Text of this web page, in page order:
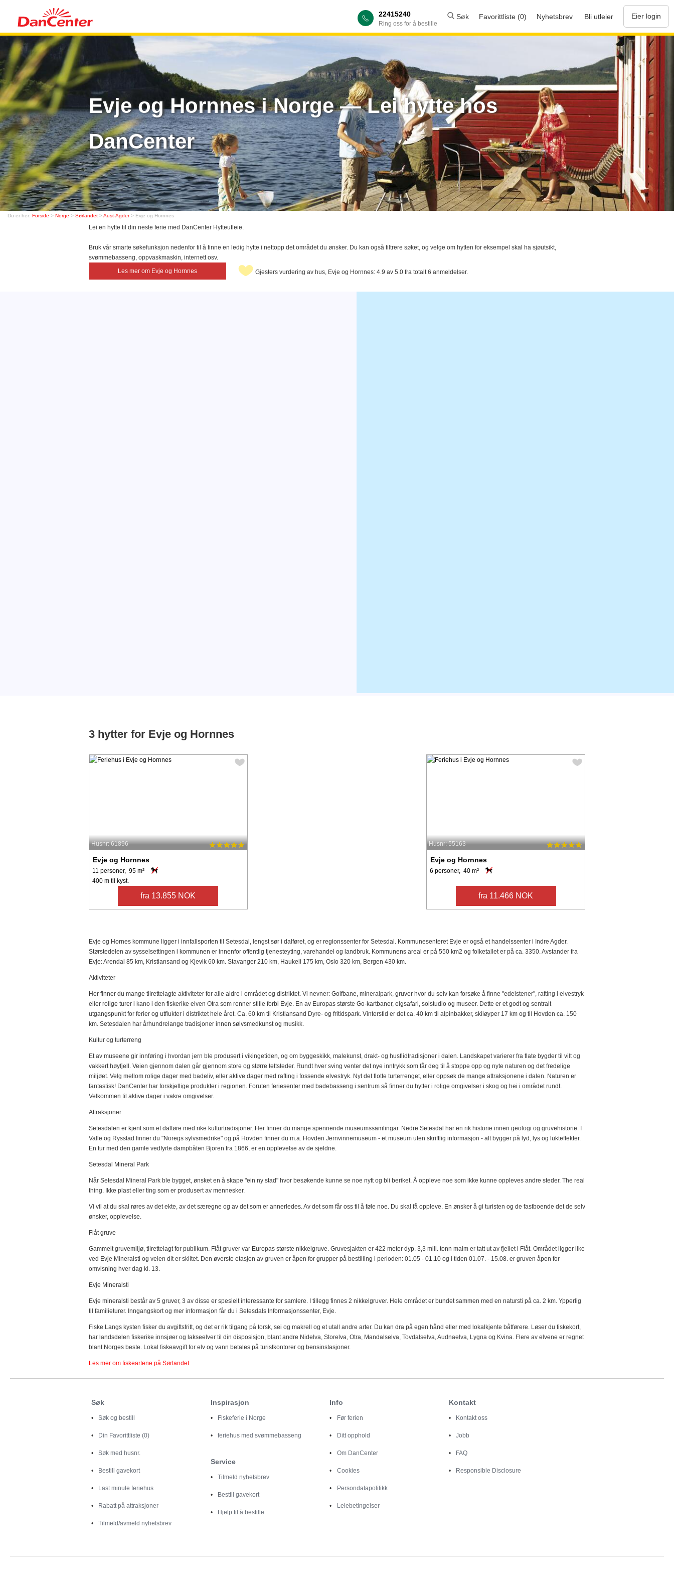
22415240
Ring oss for å bestille
Søk Favorittliste (0) Nyhetsbrev Bli utleier Eier login
Evje og Hornnes i Norge — Lei hytte hos
DanCenter
Du er her: Forside > Norge > Sørlandet >Aust-Agder> Evje og Hornnes
Lei en hytte til din neste ferie med DanCenter Hytteutleie.
Bruk vår smarte søkefunksjon nedenfor til å finne en ledig hytte i nettopp det området du ønsker. Du kan også filtrere søket, og velge om hytten for eksempel skal ha sjøutsikt,
svømmebasseng, oppvaskmaskin, internett osv.
Les mer om Evje og Hornnes
Gjesters vurdering av hus, Evje og Hornnes: 4.9 av 5.0 fra totalt 6 anmeldelser.
3 hytter for Evje og Hornnes
Husnr: 61896
Evje og Hornnes
11 personer, 95 m²
400 m til kyst.
fra 13.855 NOK
Husnr: 55163
Evje og Hornnes
6 personer, 40 m²
fra 11.466 NOK
Evje og Hornes kommune ligger i innfallsporten til Setesdal, lengst sør i dalføret, og er regionssenter for Setesdal. Kommunesenteret Evje er også et handelssenter i Indre Agder.
Størstedelen av sysselsettingen i kommunen er innenfor offentlig tjenesteyting, varehandel og landbruk. Kommunens areal er på 550 km2 og folketallet er på ca. 3350. Avstander fra
Evje: Arendal 85 km, Kristiansand og Kjevik 60 km. Stavanger 210 km, Haukeli 175 km, Oslo 320 km, Bergen 430 km.
Aktiviteter
Her finner du mange tilrettelagte aktiviteter for alle aldre i området og distriktet. Vi nevner: Golfbane, mineralpark, gruver hvor du selv kan forsøke å finne "edelstener", rafting i elvestryk
eller rolige turer i kano i den fiskerike elven Otra som renner stille forbi Evje. En av Europas største Go-kartbaner, elgsafari, solstudio og museer. Dette er et godt og sentralt
utgangspunkt for ferier og utflukter i distriktet hele året. Ca. 60 km til Kristiansand Dyre- og fritidspark. Vinterstid er det ca. 40 km til alpinbakker, skiløyper 17 km og til Hovden ca. 150
km. Setesdalen har århundrelange tradisjoner innen sølvsmedkunst og musikk.
Kultur og turterreng
Et av museene gir innføring i hvordan jern ble produsert i vikingetiden, og om byggeskikk, malekunst, drakt- og husflidtradisjoner i dalen. Landskapet varierer fra flate bygder til vilt og
vakkert høyfjell. Veien gjennom dalen går gjennom store og større tettsteder. Rundt hver sving venter det nye inntrykk som får deg til å stoppe opp og nyte naturen og det fredelige
miljøet. Velg mellom rolige dager med badeliv, eller aktive dager med rafting i fossende elvestryk. Nyt det flotte turterrenget, eller oppsøk de mange attraksjonene i dalen. Naturen er
fantastisk! DanCenter har forskjellige produkter i regionen. Foruten feriesenter med badebasseng i sentrum så finner du hytter i rolige omgivelser i skog og hei i området rundt.
Velkommen til aktive dager i vakre omgivelser.
Attraksjoner:
Setesdalen er kjent som et dalføre med rike kulturtradisjoner. Her finner du mange spennende museumssamlingar. Nedre Setesdal har en rik historie innen geologi og gruvehistorie. I
Valle og Rysstad finner du "Noregs sylvsmedrike" og på Hovden finner du m.a. Hovden Jernvinnemuseum - et museum uten skriftlig informasjon - alt bygger på lyd, lys og lukteffekter.
En tur med den gamle vedfyrte dampbåten Bjoren fra 1866, er en opplevelse av de sjeldne.
Setesdal Mineral Park
Når Setesdal Mineral Park ble bygget, ønsket en å skape "ein ny stad" hvor besøkende kunne se noe nytt og bli beriket. Å oppleve noe som ikke kunne oppleves andre steder. The real
thing. Ikke plast eller ting som er produsert av mennesker.
Vi vil at du skal røres av det ekte, av det særegne og av det som er annerledes. Av det som får oss til å føle noe. Du skal få oppleve. En ønsker å gi turisten og de fastboende det de selv
ønsker, opplevelse.
Flåt gruve
Gammelt gruvemiljø, tilrettelagt for publikum. Flåt gruver var Europas største nikkelgruve. Gruvesjakten er 422 meter dyp. 3,3 mill. tonn malm er tatt ut av fjellet i Flåt. Området ligger like
ved Evje Mineralsti og veien dit er skiltet. Den øverste etasjen av gruven er åpen for grupper på bestilling i perioden: 01.05 - 01.10 og i tiden 01.07. - 15.08. er gruven åpen for
omvisning hver dag kl. 13.
Evje Mineralsti
Evje mineralsti består av 5 gruver, 3 av disse er spesielt interessante for samlere. I tillegg finnes 2 nikkelgruver. Hele området er bundet sammen med en natursti på ca. 2 km. Ypperlig
til familieturer. Inngangskort og mer informasjon får du i Setesdals Informasjonssenter, Evje.
Fiske Langs kysten fisker du avgiftsfritt, og det er rik tilgang på torsk, sei og makrell og et utall andre arter. Du kan dra på egen hånd eller med lokalkjente båtførere. Løser du fiskekort,
har landsdelen fiskerike innsjøer og lakseelver til din disposisjon, blant andre Nidelva, Storelva, Otra, Mandalselva, Tovdalselva, Audnaelva, Lygna og Kvina. Flere av elvene er regnet
blant Norges beste. Lokal fiskeavgift for elv og vann betales på turistkontorer og bensinstasjoner.
Les mer om fiskeartene på Sørlandet
Søk
Søk og bestill
Din Favorittliste (0)
Søk med husnr.
Bestill gavekort
Last minute feriehus
Rabatt på attraksjoner
Tilmeld/avmeld nyhetsbrev
Inspirasjon
Fiskeferie i Norge
feriehus med svømmebasseng
Service
Tilmeld nyhetsbrev
Bestill gavekort
Hjelp til å bestille
Info
Før ferien
Ditt opphold
Om DanCenter
Cookies
Persondatapolitikk
Leiebetingelser
Kontakt
Kontakt oss
Jobb
FAQ
Responsible Disclosure